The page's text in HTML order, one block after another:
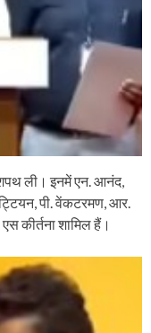
ली। इनमें एन. आनंद,
पी. वेंकटरमण, आर.
कीर्तना शामिल हैं।